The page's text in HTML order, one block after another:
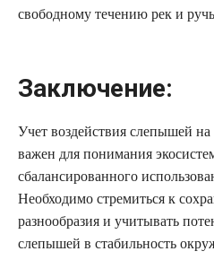
свободному течению рек и
Заключение:
Учет воздействия слепышей
важен для понимания
сбалансированного
Необходимо стремиться к
разнообразия и учитывать
слепышей в стабильность